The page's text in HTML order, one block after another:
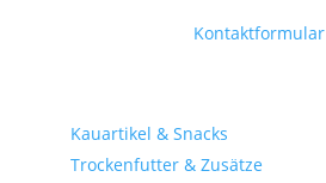
Kontaktformular.
Kauartikel & Snacks
Trockenfutter & Zusätze